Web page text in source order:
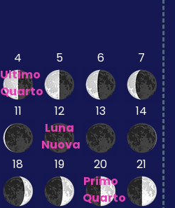
4
Ultimo
Quarto
5 6 7
11
12
Luna
Nuova
13 14
18 19
20
Primo
Quarto
21